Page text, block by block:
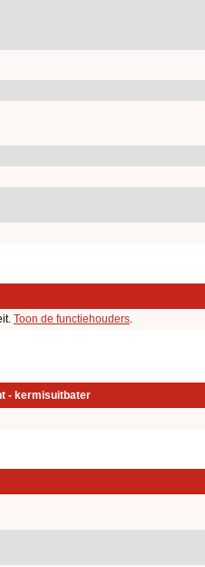
Toon de functiehouders.
- kermisuitbater